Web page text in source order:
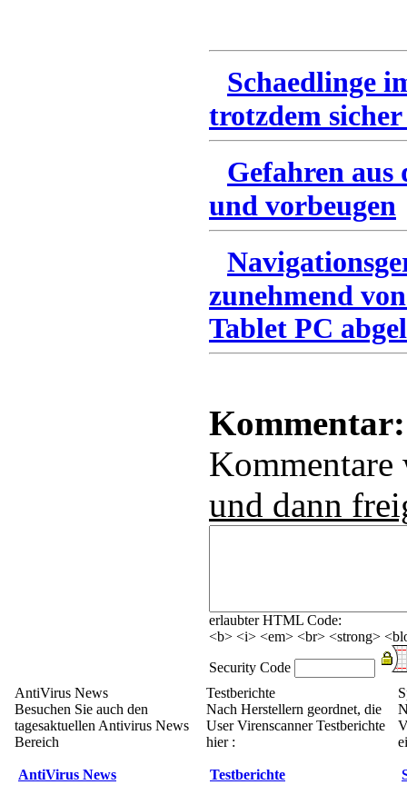
Schaedlinge
trotzdem
Gefahren
und vorbeugen
zunehmend
Tablet PC
Kommentar:
und dann
erlaubter HTML Code:
<b> <i> <em> <br> <strong>
Security Code
AntiVirus News
Besuchen Sie auch den
tagesaktuellen Antivirus News
Bereich
AntiVirus News
Testberichte
Nach Herstellern geordnet, die
User Virenscanner Testberichte
hier :
Testberichte